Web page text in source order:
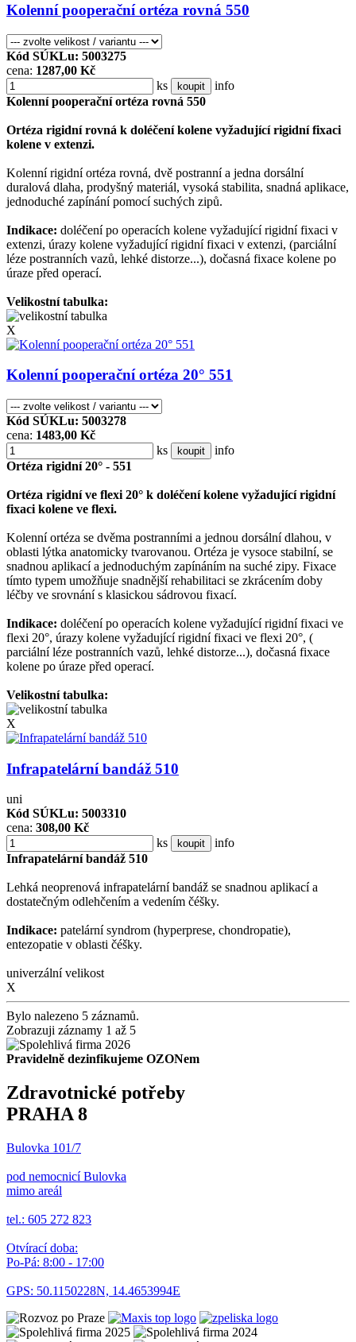
Kolenní pooperační ortéza rovná 550
Kód SÚKLu: 5003275
cena: 1287,00 Kč
ks
koupit
info
Kolenní pooperační ortéza rovná 550
Ortéza rigidní rovná k doléčení kolene vyžadující rigidní fixaci
kolene v extenzi.
Kolenní rigidní ortéza rovná, dvě postranní a jedna dorsální
duralová dlaha, prodyšný materiál, vysoká stabilita, snadná aplikace,
jednoduché zapínání pomocí suchých zipů.
Indikace: doléčení po operacích kolene vyžadující rigidní fixaci v
extenzi, úrazy kolene vyžadující rigidní fixaci v extenzi, (parciální
léze postranních vazů, lehké distorze...), dočasná fixace kolene po
úraze před operací.
Velikostní tabulka:
X
Kolenní pooperační ortéza 20° 551
Kód SÚKLu: 5003278
cena: 1483,00 Kč
ks
koupit
info
Ortéza rigidní 20° - 551
Ortéza rigidní ve flexi 20° k doléčení kolene vyžadující rigidní
fixaci kolene ve flexi.
Kolenní ortéza se dvěma postranními a jednou dorsální dlahou, v
oblasti lýtka anatomicky tvarovanou. Ortéza je vysoce stabilní, se
snadnou aplikací a jednoduchým zapínáním na suché zipy. Fixace
tímto typem umožňuje snadnější rehabilitaci se zkrácením doby
léčby ve srovnání s klasickou sádrovou fixací.
Indikace: doléčení po operacích kolene vyžadující rigidní fixaci ve
flexi 20°, úrazy kolene vyžadující rigidní fixaci ve flexi 20°, (
parciální léze postranních vazů, lehké distorze...), dočasná fixace
kolene po úraze před operací.
Velikostní tabulka:
X
Infrapatelární bandáž 510
uni
Kód SÚKLu: 5003310
cena: 308,00 Kč
ks
koupit
info
Infrapatelární bandáž 510
Lehká neoprenová infrapatelární bandáž se snadnou aplikací a
dostatečným odlehčením a vedením čéšky.
Indikace: patelární syndrom (hyperprese, chondropatie),
entezopatie v oblasti čéšky.
univerzální velikost
X
Bylo nalezeno 5 záznamů.
Zobrazuji záznamy 1 až 5
Pravidelně dezinfikujeme OZONem
Zdravotnické potřeby
PRAHA 8
Bulovka 101/7
pod nemocnicí Bulovka
mimo areál
tel.: 605 272 823
Otvírací doba:
Po-Pá: 8:00 - 17:00
GPS: 50.1150228N, 14.4653994E